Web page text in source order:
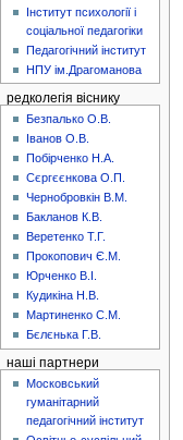
Інститут психології і
соціальної педагогіки
Педагогічний інститут
НПУ ім.Драгоманова
редколегія віснику
Безпалько О.В.
Іванов О.В.
Побірченко Н.А.
Сєргєєнкова О.П.
Чернобровкін В.М.
Бакланов К.В.
Веретенко Т.Г.
Прокопович Є.М.
Юрченко В.І.
Кудикіна Н.В.
Мартиненко С.М.
Бєлєнька Г.В.
наші партнери
Московський
гуманітарний
педагогічний інститут